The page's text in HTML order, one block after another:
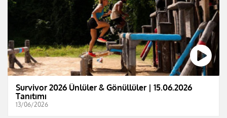
Survivor 2026 Ünlüler & Gönüllüler | 15.06.2026
Tanıtımı
13/06/2026